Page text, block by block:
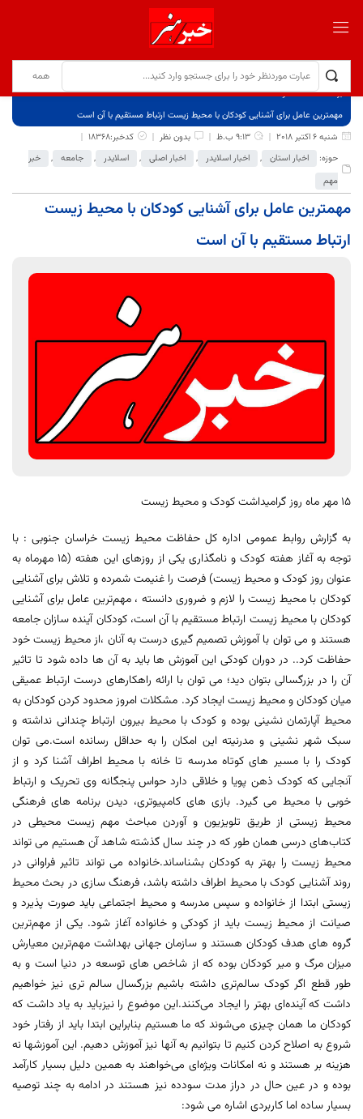
برگ نخست
نوشته‌ها
مهمترین عامل برای آشنایی کودکان با محیط زیست ارتباط مستقیم با آن است
شنبه 6 اکتبر 2018
9:13 ب.ظ بدون نظر
کدخبر:18368
حوزه:
اخبار استان , اخبار اسلایدر , اخبار اصلی , اسلایدر , جامعه ,
خبر
مهم
مهمترین عامل برای آشنایی کودکان با محیط زیست
ارتباط مستقیم با آن است
15 مهر ماه روز گرامیداشت کودک و محیط زیست
به گزارش روابط عمومی اداره کل حفاظت محیط زیست خراسان جنوبی : با
توجه به آغاز هفته کودک و نامگذاری یکی از روزهای این هفته (15 مهرماه به
عنوان روز کودک و محیط زیست) فرصت را غنیمت شمرده و تلاش برای آشنایی
کودکان با محیط زیست را لازم و ضروری دانسته ، مهم‌ترین عامل برای آشنایی
کودکان با محیط زیست ارتباط مستقیم با آن است، کودکان آینده سازان جامعه
هستند و می توان با آموزش تصمیم گیری درست به آنان ،از محیط زیست خود
حفاظت کرد.. در دوران کودکی این آموزش ها باید به آن ها داده شود تا تاثیر
آن را در بزرگسالی بتوان دید؛ می توان با ارائه راهکارهای درست ارتباط عمیقی
میان کودکان و محیط زیست ایجاد کرد. مشکلات امروز محدود کردن کودکان به
محیط آپارتمان نشینی بوده و کودک با محیط بیرون ارتباط چندانی نداشته و
سبک شهر نشینی و مدرنیته این امکان را به حداقل رسانده است.می توان
کودک را با مسیر های کوتاه مدرسه تا خانه با محیط اطراف آشنا کرد و از
آنجایی که کودک ذهن پویا و خلاقی دارد حواس پنجگانه وی تحریک و ارتباط
خوبی با محیط می گیرد. بازی های کامپیوتری، دیدن برنامه های فرهنگی
محیط زیستی از طریق تلویزیون و آوردن مباحث مهم زیست محیطی در
کتاب‌های درسی همان طور که در چند سال گذشته شاهد آن هستیم می تواند
محیط زیست را بهتر به کودکان بشناساند.خانواده می تواند تاثیر فراوانی در
روند آشنایی کودک با محیط اطراف داشته باشد، فرهنگ سازی در بحث محیط
زیستی ابتدا از خانواده و سپس مدرسه و محیط اجتماعی باید صورت پذیرد و
صیانت از محیط زیست باید از کودکی و خانواده آغاز شود. یکی از مهم‌ترین
گروه های هدف کودکان هستند و سازمان جهانی بهداشت مهم‌ترین معیارش
میزان مرگ و میر کودکان بوده که از شاخص های توسعه در دنیا است و به
طور قطع اگر کودک سالم‌تری داشته باشیم بزرگسال سالم تری نیز خواهیم
داشت که آینده‌ای بهتر را ایجاد می‌کنند.این موضوع را نیزباید به یاد داشت که
کودکان ما همان چیزی می‌شوند که ما هستیم بنابراین ابتدا باید از رفتار خود
شروع به اصلاح کردن کنیم تا بتوانیم به آنها نیز آموزش دهیم. این آموزشها نه
هزینه بر هستند و نه امکانات ویژه‌ای می‌خواهند به همین دلیل بسیار کارآمد
بوده و در عین حال در دراز مدت سودده نیز هستند در ادامه به چند توصیه
بسیار ساده اما کاربردی اشاره می شود: